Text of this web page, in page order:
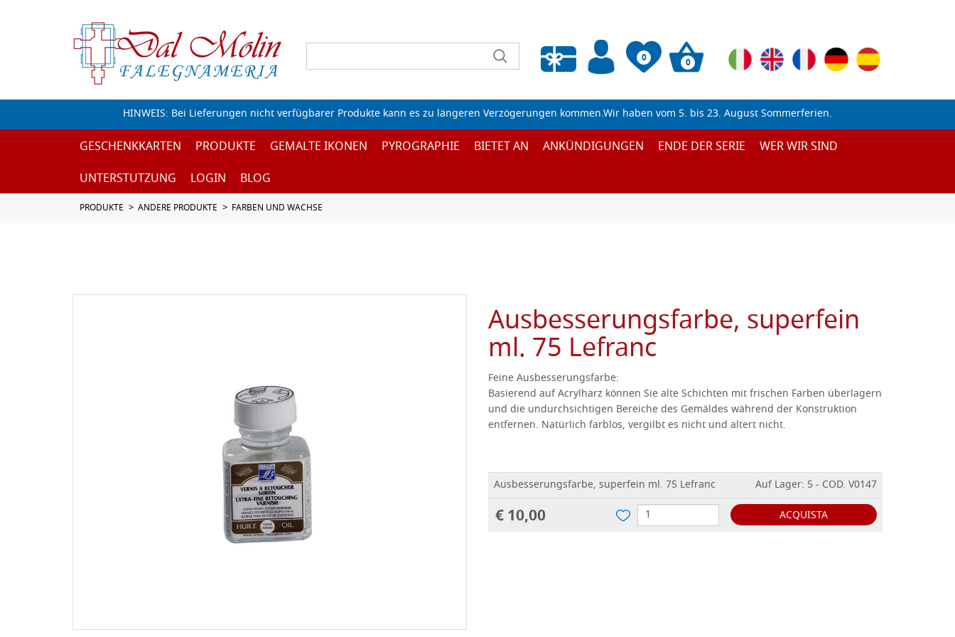
0
Wunschliste leeren
0
HINWEIS: Bei Lieferungen nicht verfügbarer Produkte kann es zu längeren Verzögerungen kommen.Wir haben vom 5. bis 23. August Sommerferien.
GESCHENKKARTEN PRODUKTE GEMALTE IKONEN PYROGRAPHIE BIETET AN ANKÜNDIGUNGEN ENDE DER SERIE
WER WIR SIND
UNTERSTUTZUNG
LOGIN BLOG
PRODUKTE ANDERE PRODUKTE FARBEN UND WACHSE
Ausbesserungsfarbe, superfein
ml. 75 Lefranc
Feine Ausbesserungsfarbe:
Basierend auf Acrylharz können Sie alte Schichten mit frischen Farben überlagern
und die undurchsichtigen Bereiche des Gemäldes während der Konstruktion
entfernen. Natürlich farblos, vergilbt es nicht und altert nicht.
Ausbesserungsfarbe, superfein ml. 75 Lefranc Auf Lager: 5 - COD. V0147
€ 10,00 ACQUISTA